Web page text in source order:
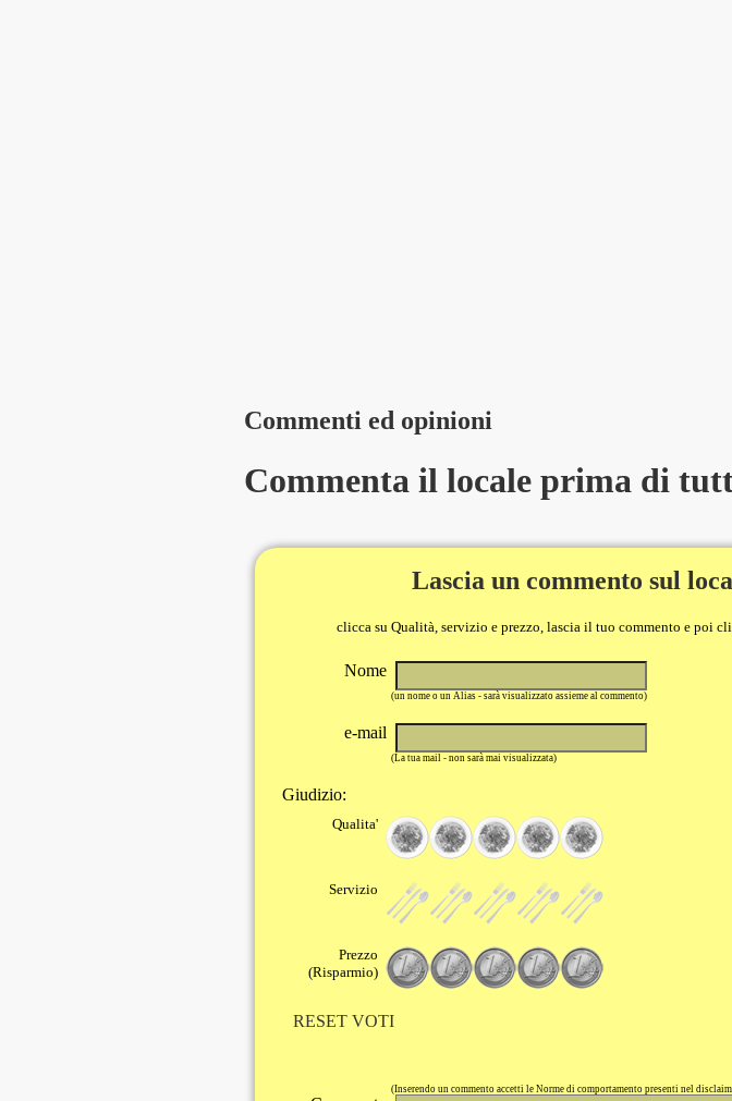
Commenti ed opinioni
Commenta il locale prima di
Lascia un commento sul
clicca su Qualità, servizio e prezzo, lascia il tuo commento e poi
Nome
(un nome o un Alias - sarà visualizzato assieme al commento)
e-mail
(La tua mail - non sarà mai visualizzata)
Giudizio:
Qualita'
Servizio
Prezzo
(Risparmio)
RESET VOTI
(Inserendo un commento accetti le Norme di comportamento presenti nel